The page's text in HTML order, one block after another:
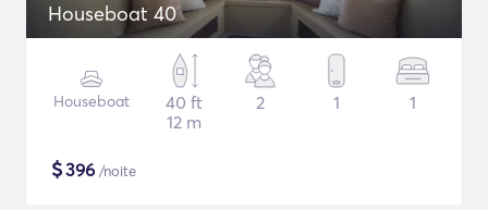
Houseboat 40
Houseboat
40 ft
12 m
2 1 1
$396 /noite